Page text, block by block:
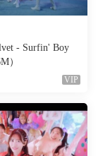
- Surfin' Boy
）
VIP